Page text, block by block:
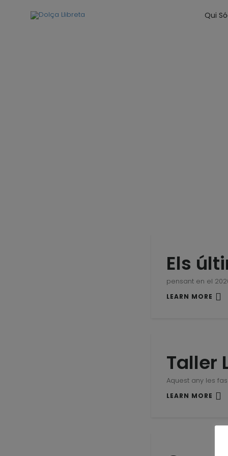
Qui
Els
pensant en el
LEARN MORE
Taller
Aquest any les
LEARN MORE